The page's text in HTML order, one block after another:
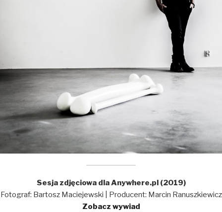
Sesja zdjęciowa dla Anywhere.pl (2019)
Fotograf: Bartosz Maciejewski | Producent: Marcin Ranuszkiewicz
Zobacz wywiad